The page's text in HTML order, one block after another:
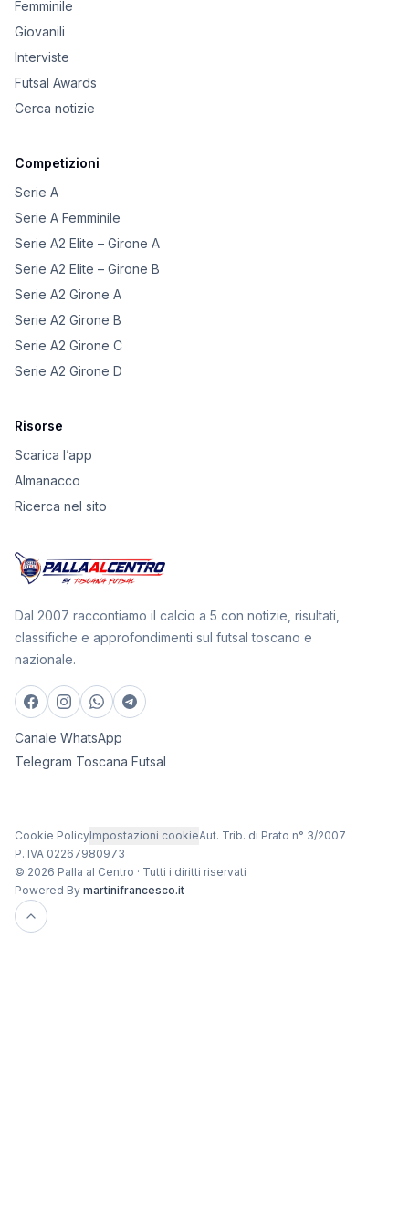
Femminile
Giovanili
Interviste
Futsal Awards
Cerca notizie
Competizioni
Serie A
Serie A Femminile
Serie A2 Elite – Girone A
Serie A2 Elite – Girone B
Serie A2 Girone A
Serie A2 Girone B
Serie A2 Girone C
Serie A2 Girone D
Risorse
Scarica l’app
Almanacco
Ricerca nel sito
Dal 2007 raccontiamo il calcio a 5 con notizie, risultati,
classifiche e approfondimenti sul futsal toscano e
nazionale.
Canale WhatsApp
Telegram Toscana Futsal
Cookie PolicyImpostazioni cookieAut. Trib. di Prato n° 3/2007
P. IVA 02267980973
© 2026 Palla al Centro · Tutti i diritti riservati
Powered By martinifrancesco.it